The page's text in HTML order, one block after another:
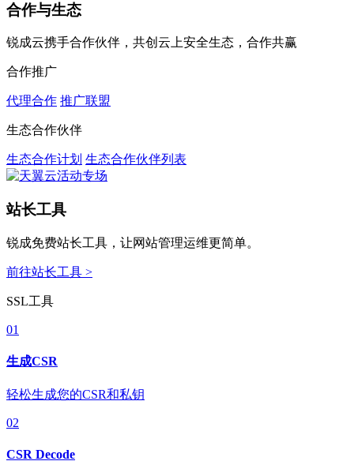
合作与生态
锐成云携手合作伙伴，共创云上安全生态，合作共赢
合作推广
代理合作 推广联盟
生态合作伙伴
生态合作计划 生态合作伙伴列表
站长工具
锐成免费站长工具，让网站管理运维更简单。
前往站长工具 >
SSL工具
01
生成CSR
轻松生成您的CSR和私钥
02
CSR Decode